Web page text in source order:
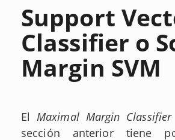
Support
Classifier o
Margin SVM
ElMaximal Margin Classifier
sección anterior tiene